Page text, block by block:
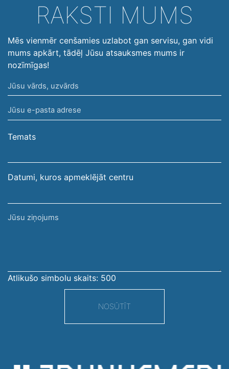
RAKSTI MUMS
Mēs vienmēr cenšamies uzlabot gan servisu, gan vidi
mums apkārt, tādēļ Jūsu atsauksmes mums ir
nozīmīgas!
Jūsu
vārds,
uzvārds
Jūsu
e-
pasta
Temats
Datumi, kuros apmeklējāt centru
Jūsu
Atlikušo simbolu skaits: 500
NOSŪTĪT